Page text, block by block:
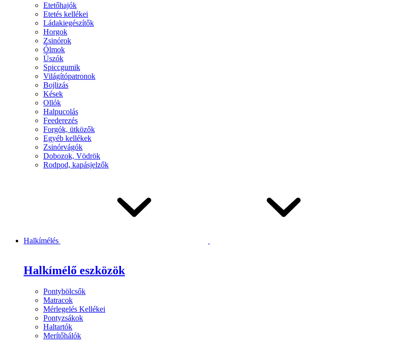
Etetőhajók
Etetés kellékei
Ládakiegészítők
Horgok
Zsinórok
Ólmok
Úszók
Spiccgumik
Világítópatronok
Bojlizás
Kések
Ollók
Halpucolás
Feederezés
Forgók, ütközők
Egyéb kellékek
Zsinórvágók
Dobozok, Vödrök
Rodpod, kapásjelzők
Halkímélés
Halkímélő eszközök
Pontybölcsők
Matracok
Mérlegelés Kellékei
Pontyzsákok
Haltartók
Merítőhálók